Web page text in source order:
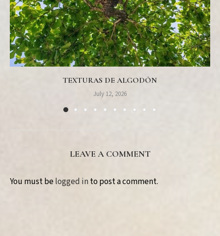
TEXTURAS DE ALGODÓN
July 12, 2026
LEAVE A COMMENT
You must belogged into post a comment.